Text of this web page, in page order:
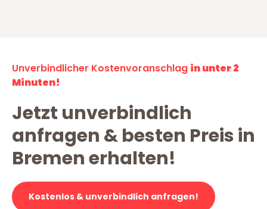
Unverbindlicher Kostenvoranschlag in unter 2
Minuten!
Jetzt unverbindlich
anfragen & besten Preis in
Bremen erhalten!
Kostenlos & unverbindlich anfragen!